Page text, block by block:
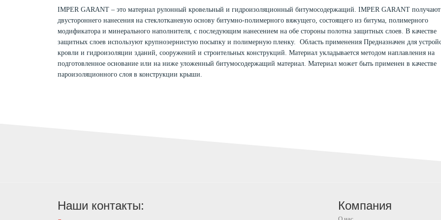
IMPER GARANT – это материал рулонный кровельный и гидроизоляционный битумосодержащий. IMPER GARANT
двустороннего нанесения на стеклотканевую основу битумно-полимерного вяжущего, состоящего из битума, полимерного
модификатора и минерального наполнителя, с последующим нанесением на обе стороны полотна защитных слоев. В качестве
защитных слоев используют крупнозернистую посыпку и полимерную пленку. Область применения Предназначен для
кровли и гидроизоляции зданий, сооружений и строительных конструкций. Материал укладывается методом наплавления на
подготовленное основание или на ниже уложенный битумосодержащий материал. Материал может быть применен в качестве
пароизоляционного слоя в конструкции крыши.
Наши контакты: Компания